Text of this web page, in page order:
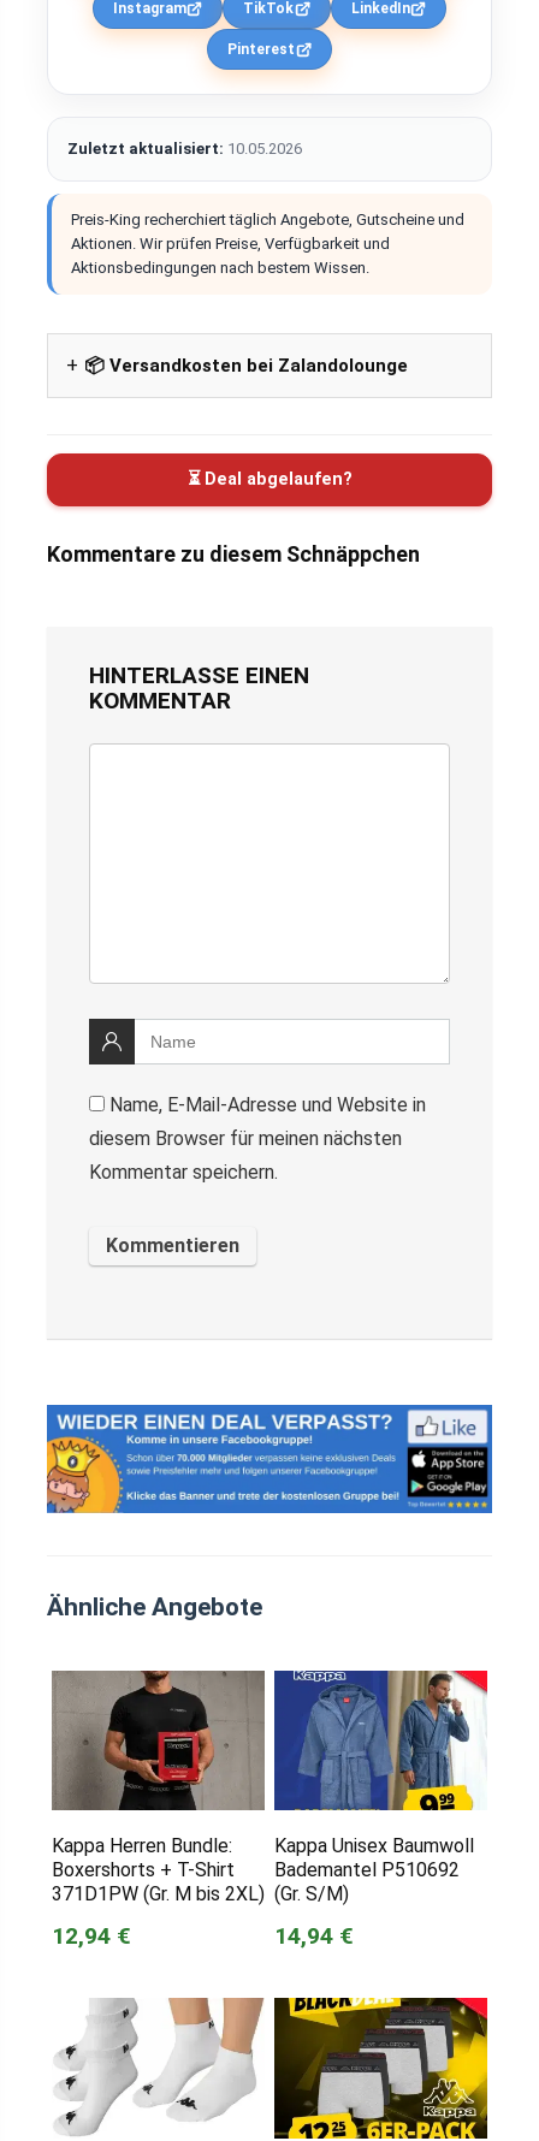
Instagram TikTok LinkedIn
Pinterest
Zuletzt aktualisiert: 10.05.2026
Preis-King recherchiert täglich Angebote, Gutscheine und
Aktionen. Wir prüfen Preise, Verfügbarkeit und
Aktionsbedingungen nach bestem Wissen.
📦 Versandkosten bei Zalandolounge
⏳ Deal abgelaufen?
Kommentare zu diesem Schnäppchen
HINTERLASSE EINEN
KOMMENTAR
Name, E-Mail-Adresse und Website in
diesem Browser für meinen nächsten
Kommentar speichern.
Ähnliche Angebote
Kappa Herren Bundle:
Boxershorts + T-Shirt
371D1PW (Gr. M bis 2XL)
12,94 €
Kappa Unisex Baumwoll
Bademantel P510692
(Gr. S/M)
14,94 €